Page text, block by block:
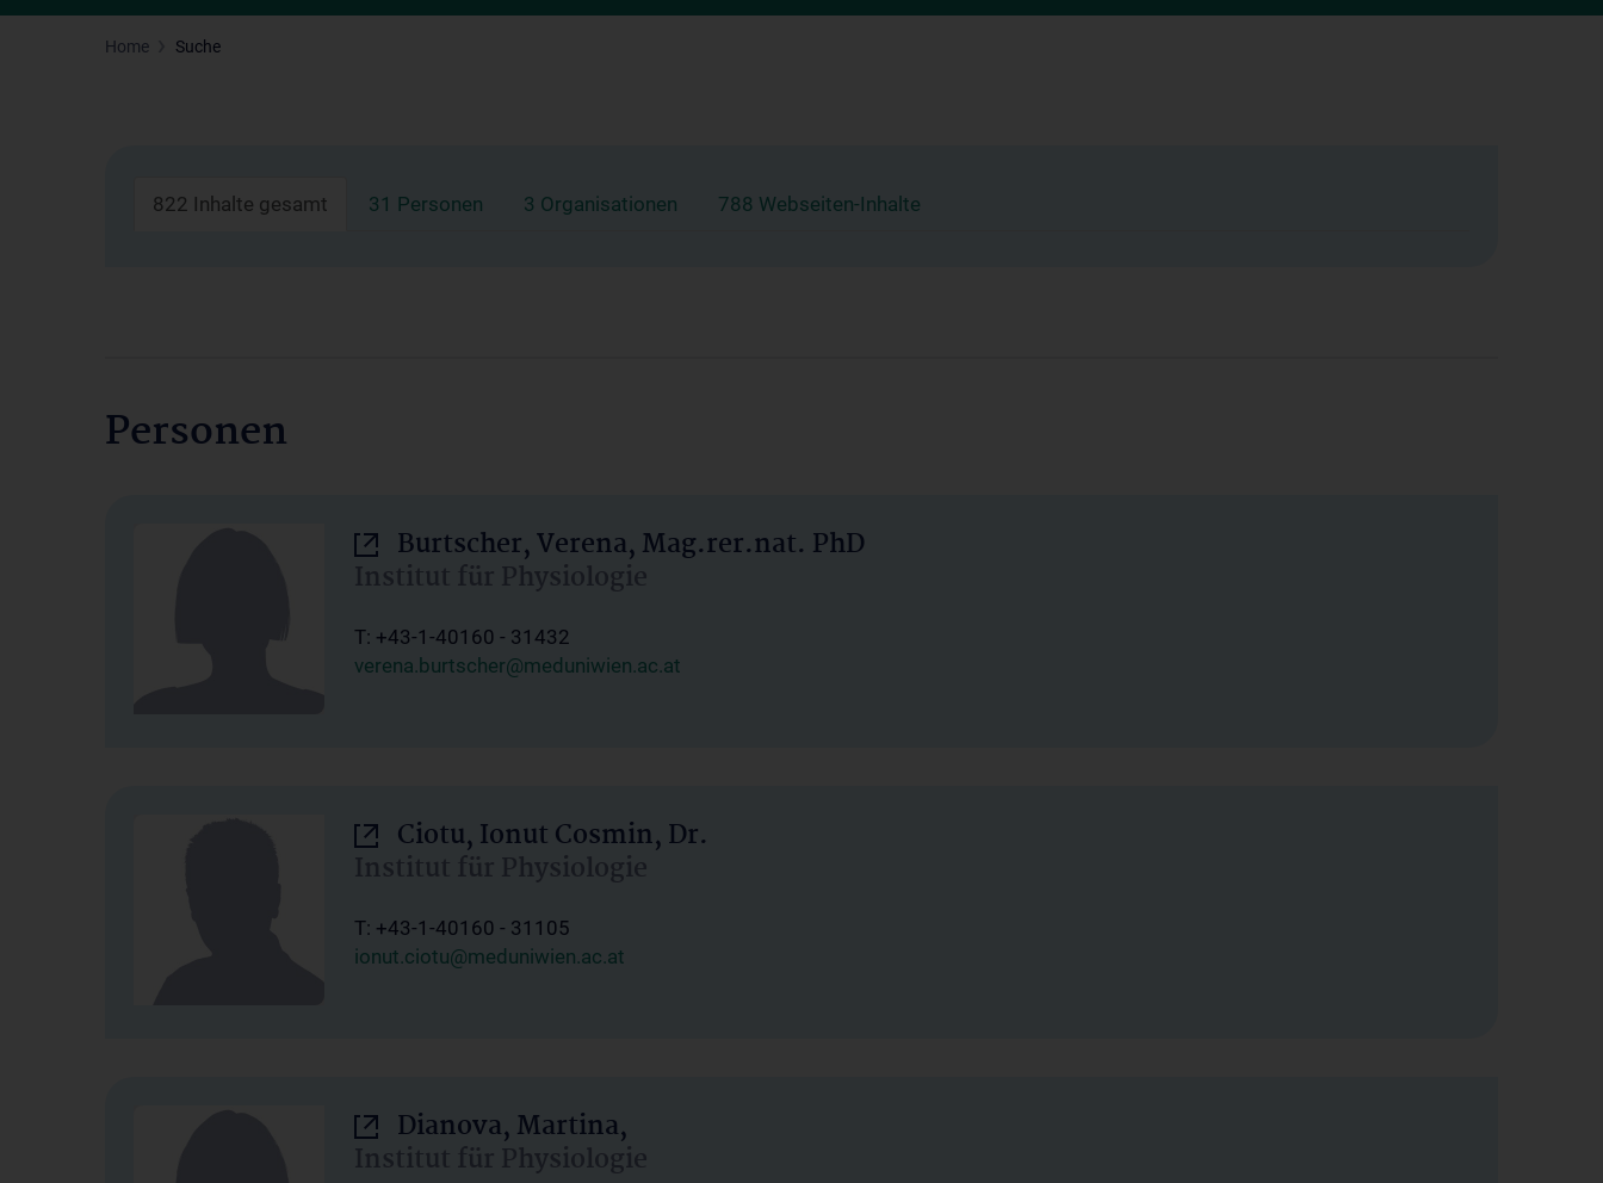
Home Suche
822 Inhalte gesamt 31 Personen 3 Organisationen 788 Webseiten-Inhalte
Personen
Burtscher, Verena, Mag.rer.nat. PhD
Institut für Physiologie
T: +43-1-40160 - 31432
verena.burtscher@meduniwien.ac.at
Ciotu, Ionut Cosmin, Dr.
Institut für Physiologie
T: +43-1-40160 - 31105
ionut.ciotu@meduniwien.ac.at
Dianova, Martina,
Institut für Physiologie